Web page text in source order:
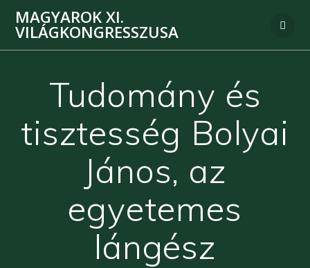
MAGYAROK XI.
VILÁGKONGRESSZUSA
Tudomány és
tisztesség Bolyai
János, az
egyetemes
lángész